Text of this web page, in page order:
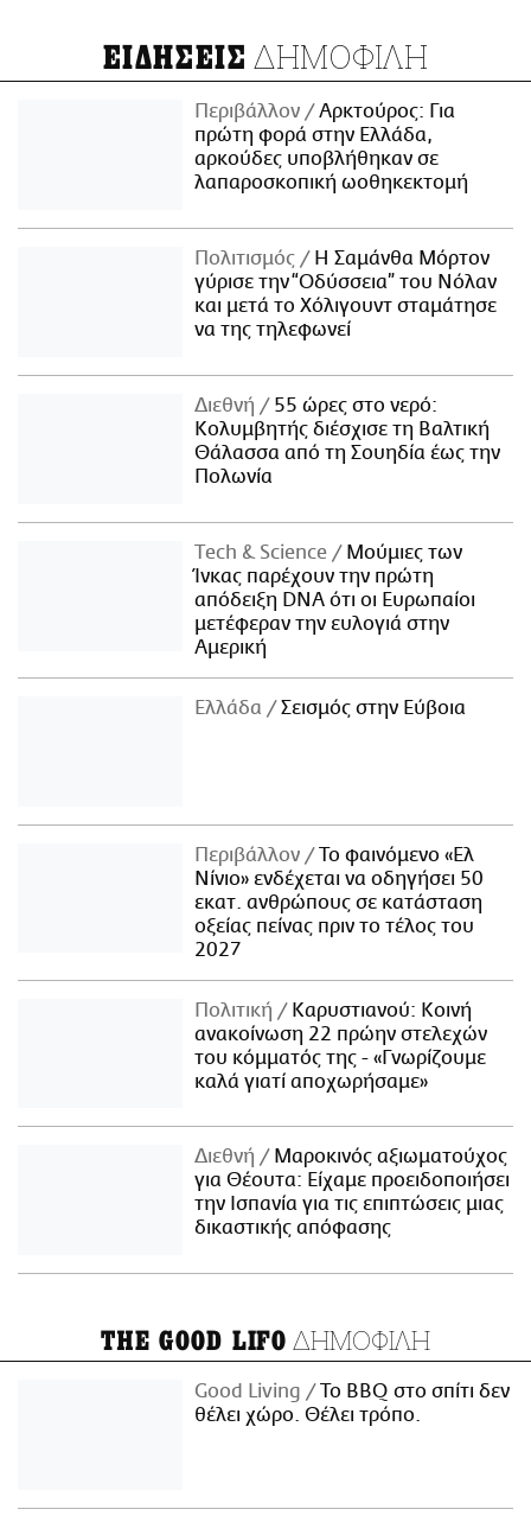
ΕΙΔΗΣΕΙΣ ΔΗΜΟΦΙΛΗ
Περιβάλλον
Αρκτούρος: Για
πρώτη φορά στην Ελλάδα,
αρκούδες υποβλήθηκαν σε
λαπαροσκοπική ωοθηκεκτομή
Πολιτισμός
Η Σαμάνθα Μόρτον
γύρισε την “Οδύσσεια” του Νόλαν
και μετά το Χόλιγουντ σταμάτησε
να της τηλεφωνεί
Διεθνή
55 ώρες στο νερό:
Κολυμβητής διέσχισε τη Βαλτική
Θάλασσα από τη Σουηδία έως την
Πολωνία
Τech & Science
Μούμιες των
Ίνκας παρέχουν την πρώτη
απόδειξη DNA ότι οι Ευρωπαίοι
μετέφεραν την ευλογιά στην
Αμερική
Ελλάδα Σεισμός στην Εύβοια
Περιβάλλον
Το φαινόμενο «Ελ
Νίνιο» ενδέχεται να οδηγήσει 50
εκατ. ανθρώπους σε κατάσταση
οξείας πείνας πριν το τέλος του
2027
Πολιτική
Καρυστιανού: Κοινή
ανακοίνωση 22 πρώην στελεχών
του κόμματός της - «Γνωρίζουμε
καλά γιατί αποχωρήσαμε»
Διεθνή
Μαροκινός αξιωματούχος
για Θέουτα: Είχαμε προειδοποιήσει
την Ισπανία για τις επιπτώσεις μιας
δικαστικής απόφασης
THE GOOD LIFO ΔΗΜΟΦΙΛΗ
Good Living
Το BBQ στο σπίτι δεν
θέλει χώρο. Θέλει τρόπο.